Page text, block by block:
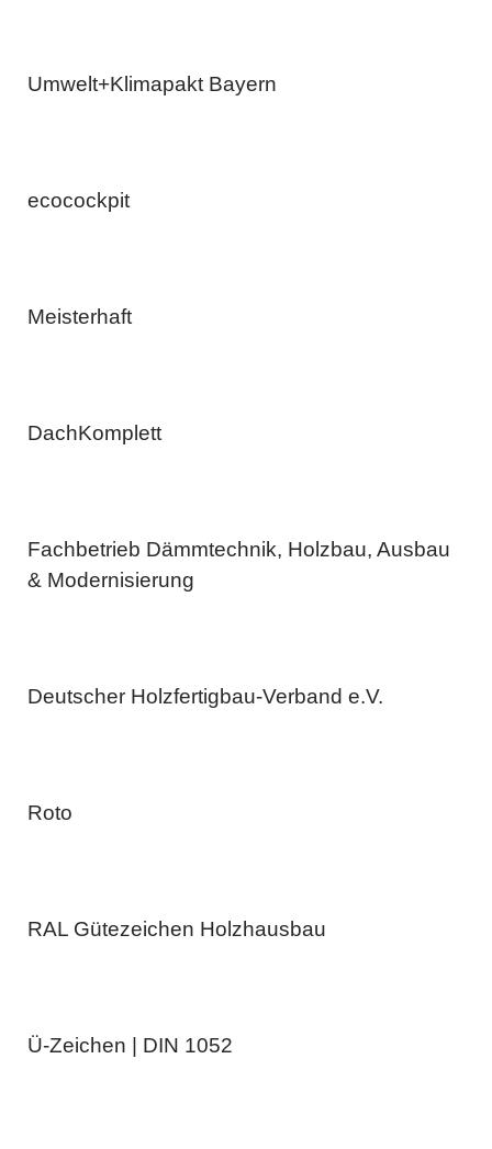
Umwelt+Klimapakt Bayern
ecocockpit
Meisterhaft
DachKomplett
Fachbetrieb Dämmtechnik, Holzbau, Ausbau
& Modernisierung
Deutscher Holzfertigbau-Verband e.V.
Roto
RAL Gütezeichen Holzhausbau
Ü-Zeichen | DIN 1052